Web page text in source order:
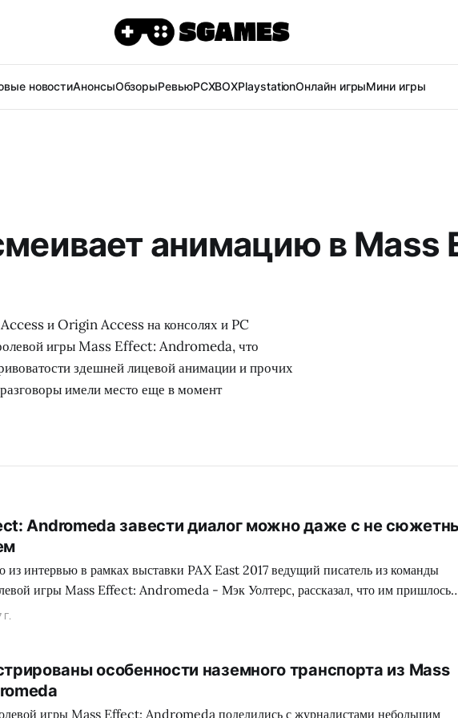
новостиАнонсыОбзорыРевьюPCXBOXPlaystationОнлайн игрыМини игры
анимацию в Mass
и Origin Access на консолях и PC
ролевой игры Mass Effect: Andromeda, что
здешней лицевой анимации и прочих
имели место еще в момент
Andromeda завести диалог можно даже с не
из интервью в рамках выставки PAX East 2017 ведущий писатель из команды
игры Mass Effect: Andromeda - Мэк Уолтерс, рассказал, что им пришлось
диалоги более чем 1200 персонажам, некоторые из которых даже не играют
Г.
особенности наземного транспорта из Mass
игры Mass Effect: Andromeda поделились с журналистами небольшим